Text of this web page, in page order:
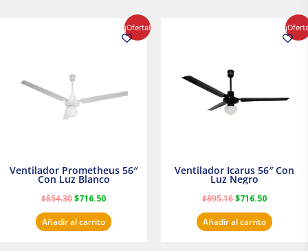
¡Oferta!
Ventilador Prometheus 56″
Con Luz Blanco
$854.30$716.50
precio
actual
Añadir al carrito
Ventilador Icarus 56″ Con
Luz Negro
$895.16$716.50
precio
actual
Añadir al carrito